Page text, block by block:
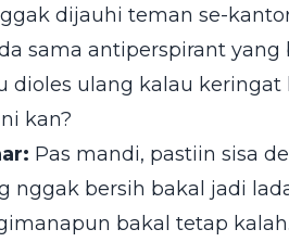
dijauhi teman se-
sama antiperspirant yang
dioles ulang kalau
kan?
Pas mandi, pastiin sisa
nggak bersih bakal jadi
bakal tetap kalah.